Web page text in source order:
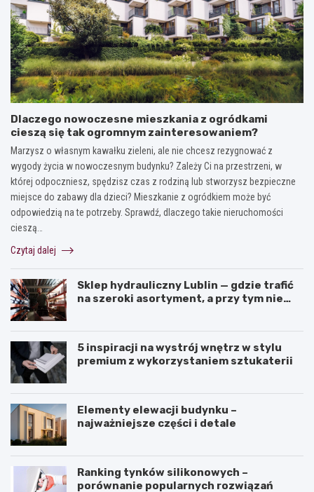
Dlaczego nowoczesne mieszkania z ogródkami
cieszą się tak ogromnym zainteresowaniem?
Marzysz o własnym kawałku zieleni, ale nie chcesz rezygnować z
wygody życia w nowoczesnym budynku? Zależy Ci na przestrzeni, w
której odpoczniesz, spędzisz czas z rodziną lub stworzysz bezpieczne
miejsce do zabawy dla dzieci? Mieszkanie z ogródkiem może być
odpowiedzią na te potrzeby. Sprawdź, dlaczego takie nieruchomości
cieszą…
Czytaj dalej
Sklep hydrauliczny Lublin — gdzie trafić
na szeroki asortyment, a przy tym nie
5 inspiracji na wystrój wnętrz w stylu
premium z wykorzystaniem sztukaterii
Elementy elewacji budynku –
najważniejsze części i detale
Ranking tynków silikonowych –
porównanie popularnych rozwiązań